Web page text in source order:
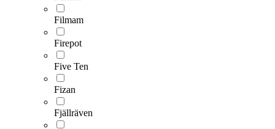
Filmam
Firepot
Five Ten
Fizan
Fjällräven